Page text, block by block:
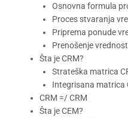
Osnovna formula
Proces stvaranja
Priprema ponude
Prenošenje
Šta je CRM?
Strateška matrica
Integrisana matrica
CRM =/ CRM
Šta je CEM?